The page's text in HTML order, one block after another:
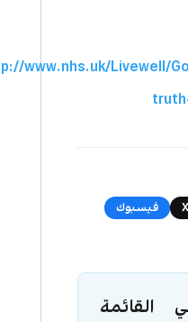
www.nhs.uk/Livewell/
X
فيسبوك